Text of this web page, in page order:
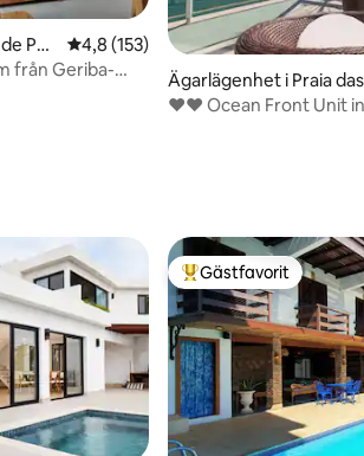
Pou
4,8 av 5 i genomsnittligt betyg, 153
4,8 (153)
från Geriba-
Ägarlägenhet i Praia das
velas
❤❤ Ocean Front Unit in
Populär gästfavorit
Gästfavorit